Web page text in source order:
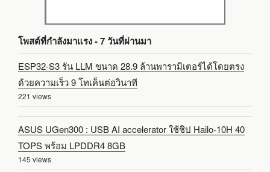
โพสต์ที่กำลังมาแรง - 7 วันที่ผ่านมา
ESP32-S3 รัน LLM ขนาด 28.9 ล้านพารามิเตอร์ได้โดยตรง
ด้วยความเร็ว 9 โทเค็นต่อวินาที
221 views
ASUS UGen300 : USB AI accelerator ใช้ชิป Hailo-10H 40
TOPS พร้อม LPDDR4 8GB
145 views